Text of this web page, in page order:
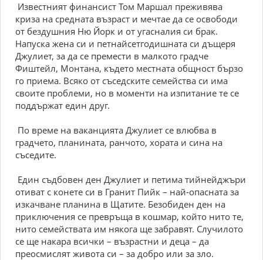
Известният финансист Том Маршал преживява
криза на средната възраст и мечтае да се освободи
от бездушния Ню Йорк и от угасналия си брак.
Напуска жена си и петнайсетгодишната си дъщеря
Джулиет, за да се премести в малкото градче
Фиштейл, Монтана, където местната общност бързо
го приема. Всяко от съседските семейства си има
своите проблеми, но в моменти на изпитание те се
поддържат един друг.
По време на ваканцията Джулиет се влюбва в
градчето, планината, ранчото, хората и сина на
съседите.
Един съдбовен ден Джулиет и петима тийнейджъри
отиват с конете си в Гранит Пийк – най-опасната за
изкачване планина в Щатите. Безобиден ден на
приключения се превръща в кошмар, който нито те,
нито семействата им някога ще забравят. Случилото
се ще накара всички – възрастни и деца – да
преосмислят живота си – за добро или за зло.